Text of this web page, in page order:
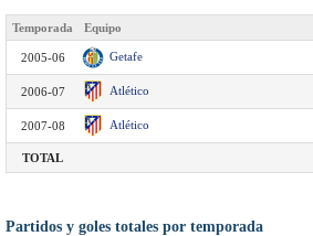
Temporada Equipo
2005-06 Getafe
2006-07 Atlético
2007-08 Atlético
TOTAL
Partidos y goles totales por temporada